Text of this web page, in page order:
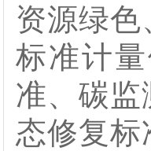
资源绿
标准计
准、碳
态修复